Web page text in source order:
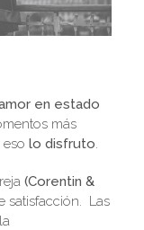
en estado
más
lo disfruto.
(Corentin &
satisfacción. Las